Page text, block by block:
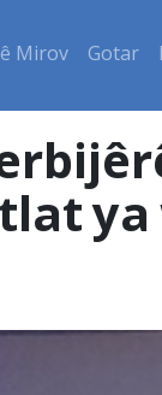
Mirov Gotar